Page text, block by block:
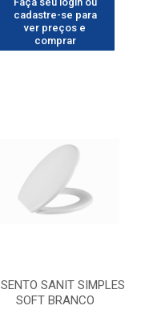
cadastre-se para
ver preços e
comprar
SANIT SIMPLES
SOFT BRANCO